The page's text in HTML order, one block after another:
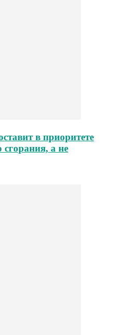
в приоритете
сгорания, а не